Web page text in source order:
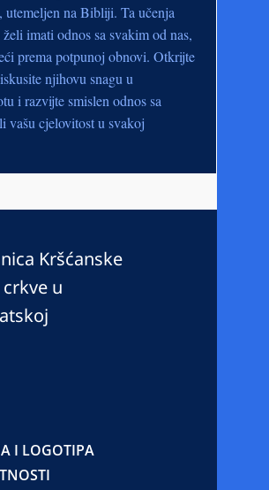
utemeljen na Bibliji. Ta učenja
imati odnos sa svakim od nas,
prema potpunoj obnovi. Otkrijte
njihovu snagu u
i razvijte smislen odnos sa
vašu cjelovitost u svakoj
Kršćanske
u
I LOGOTIPA